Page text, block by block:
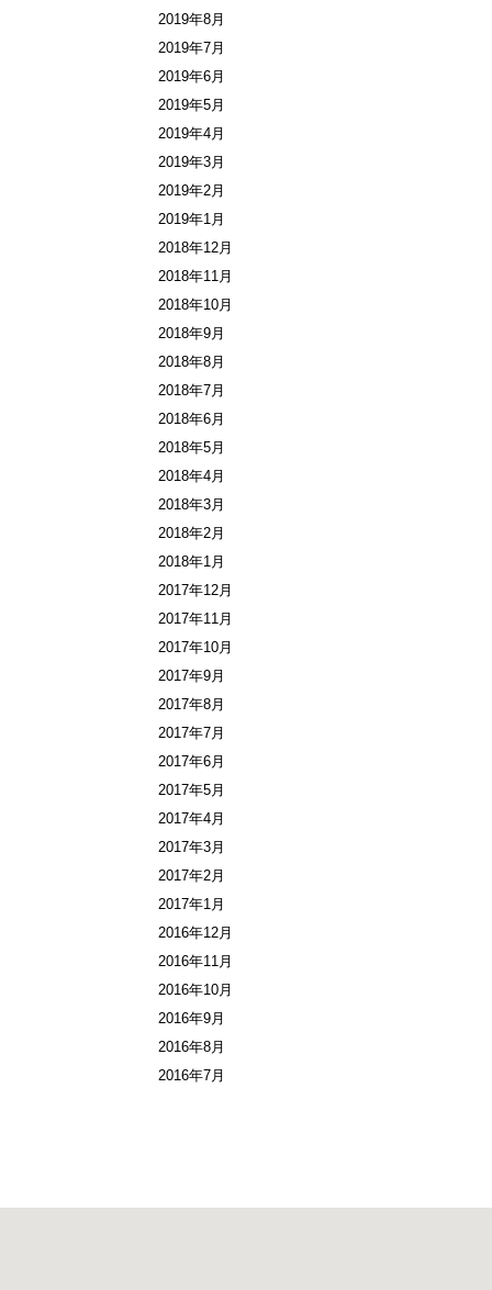
2019年8月
2019年7月
2019年6月
2019年5月
2019年4月
2019年3月
2019年2月
2019年1月
2018年12月
2018年11月
2018年10月
2018年9月
2018年8月
2018年7月
2018年6月
2018年5月
2018年4月
2018年3月
2018年2月
2018年1月
2017年12月
2017年11月
2017年10月
2017年9月
2017年8月
2017年7月
2017年6月
2017年5月
2017年4月
2017年3月
2017年2月
2017年1月
2016年12月
2016年11月
2016年10月
2016年9月
2016年8月
2016年7月